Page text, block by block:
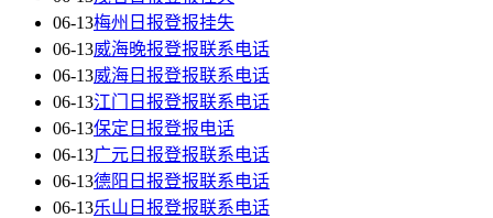
06-13梅州日报登报挂失
06-13威海晚报登报联系电话
06-13威海日报登报联系电话
06-13江门日报登报联系电话
06-13保定日报登报电话
06-13广元日报登报联系电话
06-13德阳日报登报联系电话
06-13乐山日报登报联系电话